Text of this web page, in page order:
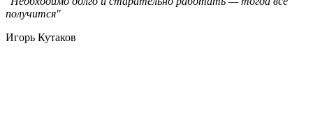
получится"
Игорь Кутаков